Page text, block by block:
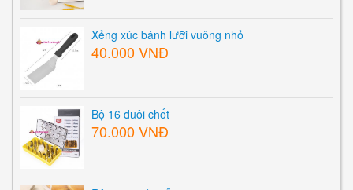
Xẻng xúc bánh lưỡi vuông nhỏ
40.000 VNĐ
Bộ 16 đuôi chốt
70.000 VNĐ